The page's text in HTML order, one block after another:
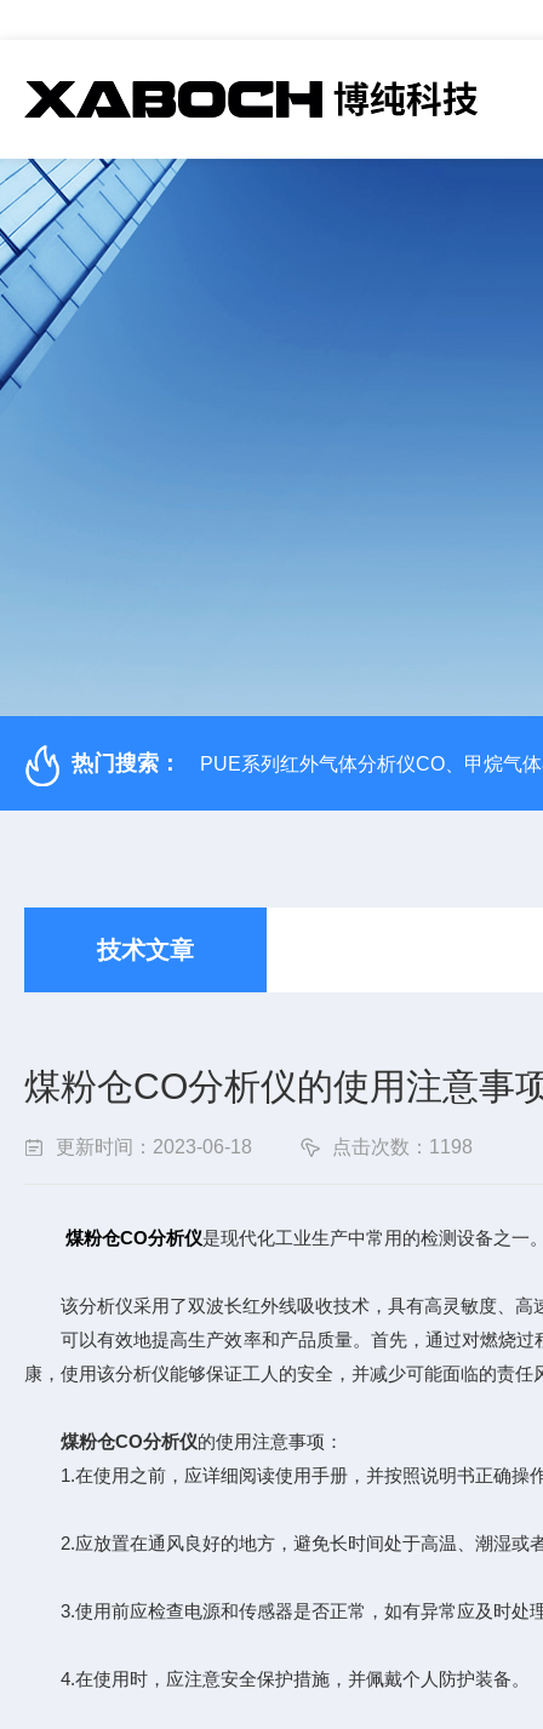
热门搜索： PUE系列红外气体分析仪CO、甲烷气
技术文章
煤粉仓CO分析仪的使用注意事
更新时间：2023-06-18 点击次数：1198
煤粉仓CO分析仪是现代化工业生产中常用的检测设备之一
该分析仪采用了双波长红外线吸收技术，具有高灵敏度、高
可以有效地提高生产效率和产品质量。首先，通过对燃烧过
康，使用该分析仪能够保证工人的安全，并减少可能面临的责任
煤粉仓CO分析仪的使用注意事项：
1.在使用之前，应详细阅读使用手册，并按照说明书正确操
2.应放置在通风良好的地方，避免长时间处于高温、潮湿或
3.使用前应检查电源和传感器是否正常，如有异常应及时处
4.在使用时，应注意安全保护措施，并佩戴个人防护装备。